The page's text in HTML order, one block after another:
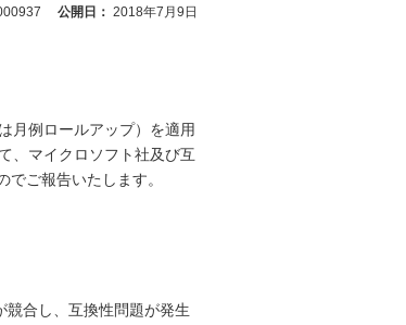
公開日： 2018年7月9日
月例ロールアップ）を適用
、マイクロソフト社及び互
ご報告いたします。
合し、互換性問題が発生